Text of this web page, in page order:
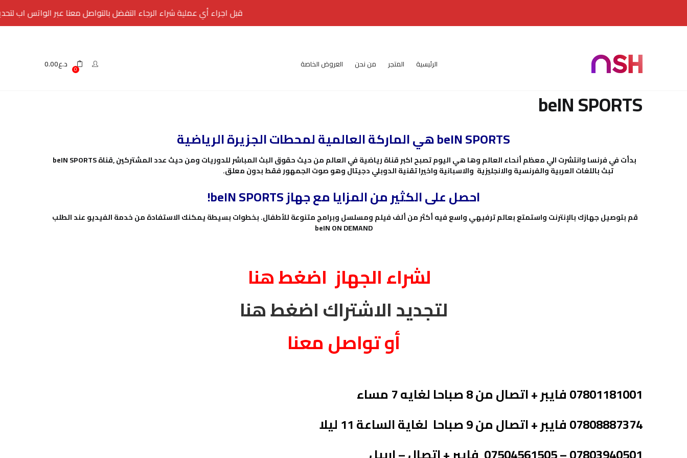
قبل اجراء أي عملية شراء الرجاء التفضل بالتواصل معنا عبر الواتس اب
الرئيسية المتجر من نحن العروض الخاصة 0 د.ع0.00
beIN SPORTS
beIN SPORTS هي الماركة العالمية لمحطات الجزيرة الرياضية
تبث باللغات العربية والفرنسية والانجليزية والاسبانية واخيرا تقنية الدوبلي دجيتال وهو صوت الجمهور فقط بدون معلق.
احصل على الكثير من المزايا مع جهاز beIN SPORTS!
قم بتوصيل جهازك بالإنترنت واستمتع بعالم ترفيهي واسع فيه أكثر من ألف فيلم ومسلسل وبرامج متنوعة للأطفال. بخطوات بسيطة يمكنك الاستفادة من خدمة الفيديو عند الطلب
beIN ON DEMAND
لشراء الجهاز اضغط هنا
لتجديد الاشتراك اضغط هنا
أو تواصل معنا
07801181001 فايبر + اتصال من 8 صباحا لغايه 7 مساء
07808887374 فايبر + اتصال من 9 صباحا لغاية الساعة 11 ليلا